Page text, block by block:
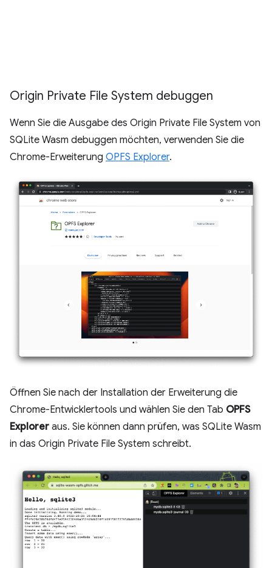
Origin Private File System debuggen
Wenn Sie die Ausgabe des Origin Private File System von
SQLite Wasm debuggen möchten, verwenden Sie die
Chrome-Erweiterung OPFS Explorer.
Öffnen Sie nach der Installation der Erweiterung die
Chrome-Entwicklertools und wählen Sie den Tab OPFS
Explorer aus. Sie können dann prüfen, was SQLite Wasm
in das Origin Private File System schreibt.